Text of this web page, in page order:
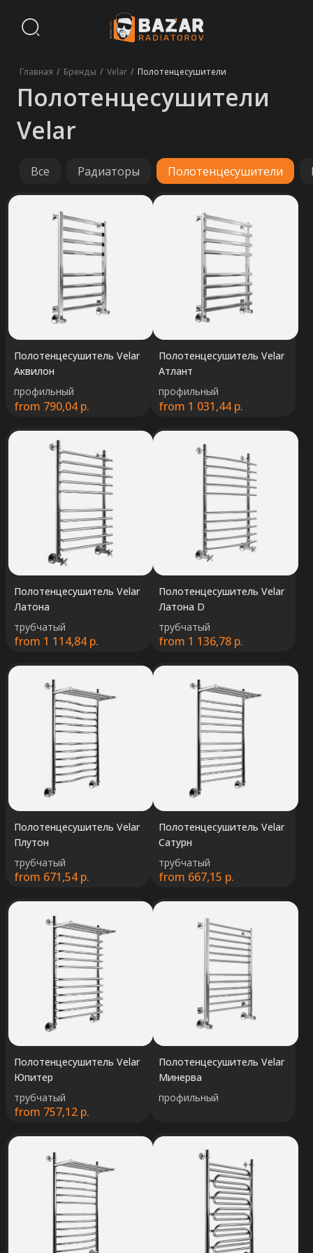
Главная / Бренды / Velar / Полотенцесушители
Полотенцесушители
Velar
Все Радиаторы Полотенцесушители
Полотенцесушитель Velar
Аквилон
профильный
from 790,04 р.
Полотенцесушитель Velar
Атлант
профильный
from 1 031,44 р.
Полотенцесушитель Velar
Латона
трубчатый
from 1 114,84 р.
Полотенцесушитель Velar
Латона D
трубчатый
from 1 136,78 р.
Полотенцесушитель Velar
Плутон
трубчатый
from 671,54 р.
Полотенцесушитель Velar
Сатурн
трубчатый
from 667,15 р.
Полотенцесушитель Velar
Юпитер
трубчатый
from 757,12 р.
Полотенцесушитель Velar
Минерва
профильный
О фабрике